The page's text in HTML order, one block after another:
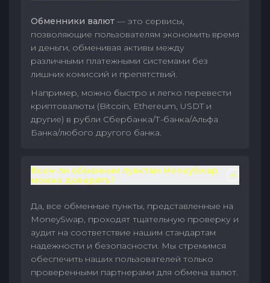
Обменники валют — это сервисы,
позволяющие пользователям экономить время
и деньги, обменивая активы между
различными платежными системами без
лишних комиссий и препятствий.
Например, можно быстро и легко перевести
криптовалюты (Bitcoin, Ethereum, USDT и
другие) в рубли Сбербанка/Т-банка/Альфа
Банка/любого другого банка.
Всем ли обменным пунктам MoneySwap
можно доверять?
Да, все обменные пункты, представленные на
MoneySwap, проходят тщательную проверку и
аудит на соответствие нашим стандартам
надежности и безопасности. Мы стремимся
обеспечить наших пользователей только
проверенными партнерами для обмена валют.